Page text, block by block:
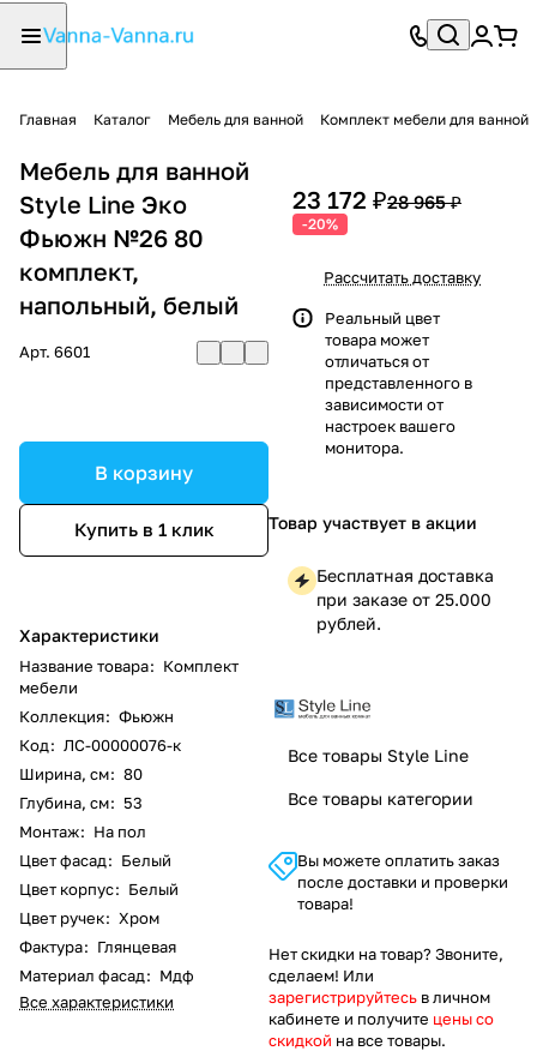
Главная Каталог Мебель для ванной Комплект мебели для ванной
Мебель для ванной
Style Line Эко
Фьюжн №26 80
комплект,
напольный, белый
Арт. 6601
В корзину
Купить в 1 клик
Характеристики
Название товара: Комплект
мебели
Коллекция: Фьюжн
Код: ЛС-00000076-к
Ширина, см: 80
Глубина, см: 53
Монтаж: На пол
Цвет фасад: Белый
Цвет корпус: Белый
Цвет ручек: Хром
Фактура: Глянцевая
Материал фасад: Мдф
Все характеристики
23 172 ₽28 965 ₽
-20%
Рассчитать доставку
Реальный цвет
товара может
отличаться от
представленного в
зависимости от
настроек вашего
монитора.
Товар участвует в акции
Бесплатная доставка
при заказе от 25.000
рублей.
Все товары Style Line
Все товары категории
Вы можете оплатить заказ
после доставки и проверки
товара!
Нет скидки на товар? Звоните,
сделаем! Или
зарегистрируйтесь в личном
кабинете и получите цены со
скидкой на все товары.